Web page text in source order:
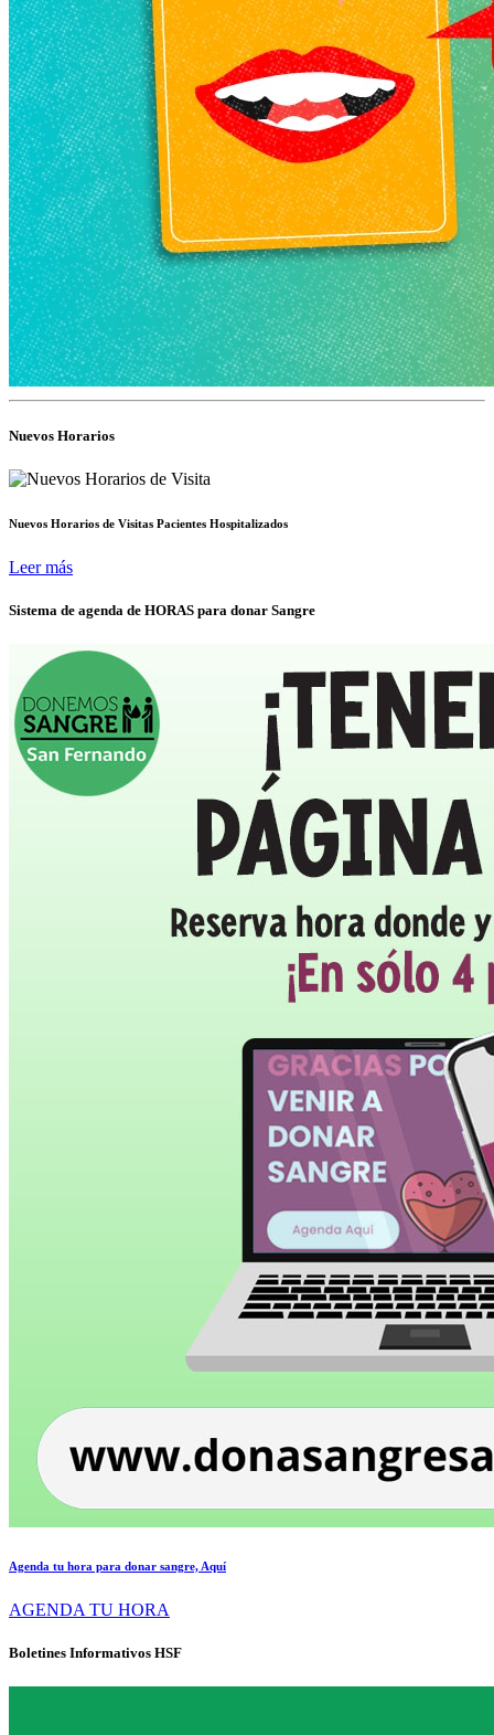
Nuevos Horarios
Nuevos Horarios de Visitas Pacientes Hospitalizados
Leer más
Sistema de agenda de HORAS para donar Sangre
Agenda tu hora para donar sangre, Aquí
AGENDA TU HORA
Boletines Informativos HSF